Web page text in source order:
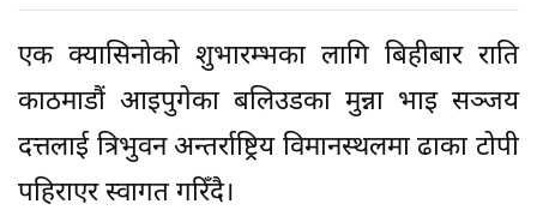
एक क्यासिनोको शुभारम्भका लागि बिहीबार राति
काठमाडौं आइपुगेका बलिउडका मुन्ना भाइ सञ्जय
दत्तलाई त्रिभुवन अन्तर्राष्ट्रिय विमानस्थलमा ढाका टोपी
पहिराएर स्वागत गरिँदै।